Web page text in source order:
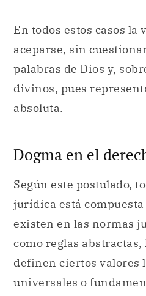
En todos estos casos
aceparse, sin
palabras de Dios y,
divinos, pues
absoluta.
Dogma en el
Según este postulado,
jurídica está compuesta
existen en las normas
como reglas
definen ciertos valores
universales o